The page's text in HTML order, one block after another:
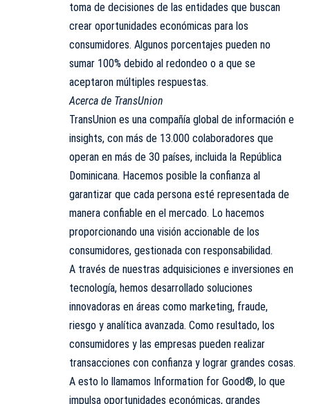
toma de decisiones de las entidades que buscan
crear oportunidades económicas para los
consumidores. Algunos porcentajes pueden no
sumar 100% debido al redondeo o a que se
aceptaron múltiples respuestas.
Acerca de TransUnion
TransUnion es una compañía global de información e
insights, con más de 13.000 colaboradores que
operan en más de 30 países, incluida la República
Dominicana. Hacemos posible la confianza al
garantizar que cada persona esté representada de
manera confiable en el mercado. Lo hacemos
proporcionando una visión accionable de los
consumidores, gestionada con responsabilidad.
A través de nuestras adquisiciones e inversiones en
tecnología, hemos desarrollado soluciones
innovadoras en áreas como marketing, fraude,
riesgo y analítica avanzada. Como resultado, los
consumidores y las empresas pueden realizar
transacciones con confianza y lograr grandes cosas.
A esto lo llamamos Information for Good®, lo que
impulsa oportunidades económicas, grandes